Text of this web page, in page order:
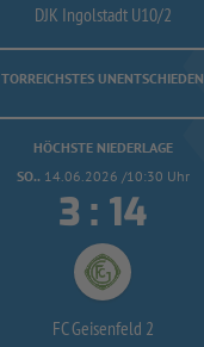
DJK Ingolstadt U10/2
TORREICHSTES UNENTSCHIEDEN
HÖCHSTE NIEDERLAGE
SO.. 14.06.2026 /10:30 Uhr
 : 
FC Geisenfeld 2